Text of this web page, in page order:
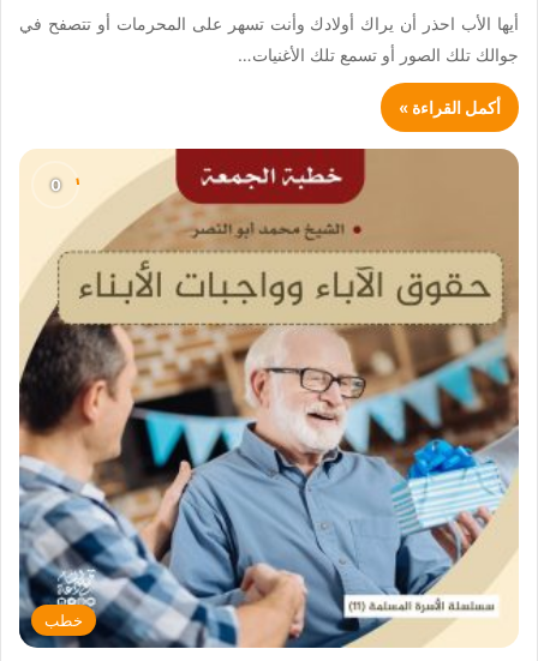
أيها الأب احذر أن يراك أولادك وأنت تسهر على المحرمات أو تتصفح في
جوالك تلك الصور أو تسمع تلك الأغنيات…
أكمل القراءة »
خطب